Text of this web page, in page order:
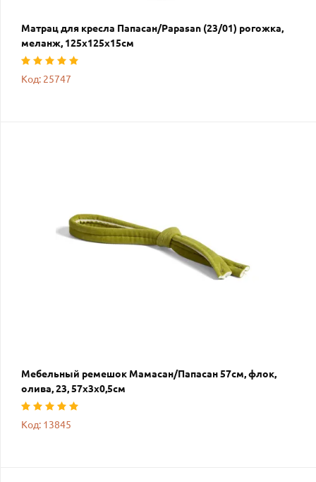
Матрац для кресла Папасан/Papasan (23/01) рогожка,
меланж, 125х125х15см
Код: 25747
Мебельный ремешок Мамасан/Папасан 57см, флок,
олива, 23, 57х3х0,5см
Код: 13845